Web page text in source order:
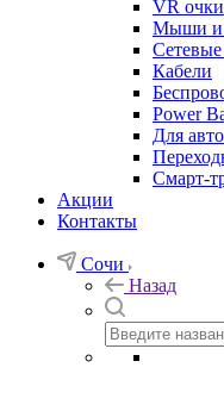
VR очки
Мыши и
Кабели
Power
Для
Смарт-
Акции
Контакты
Сочи
Назад